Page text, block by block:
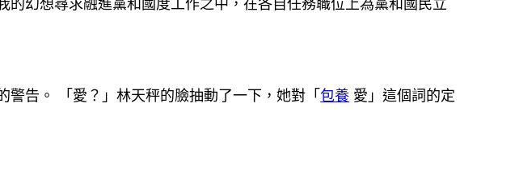
幻想尋求融進黨和國度工作之中，在各自任務職位上為黨和國民立
警告。 「愛？」林天秤的臉抽動了一下，她對「包養 愛」這個詞的定